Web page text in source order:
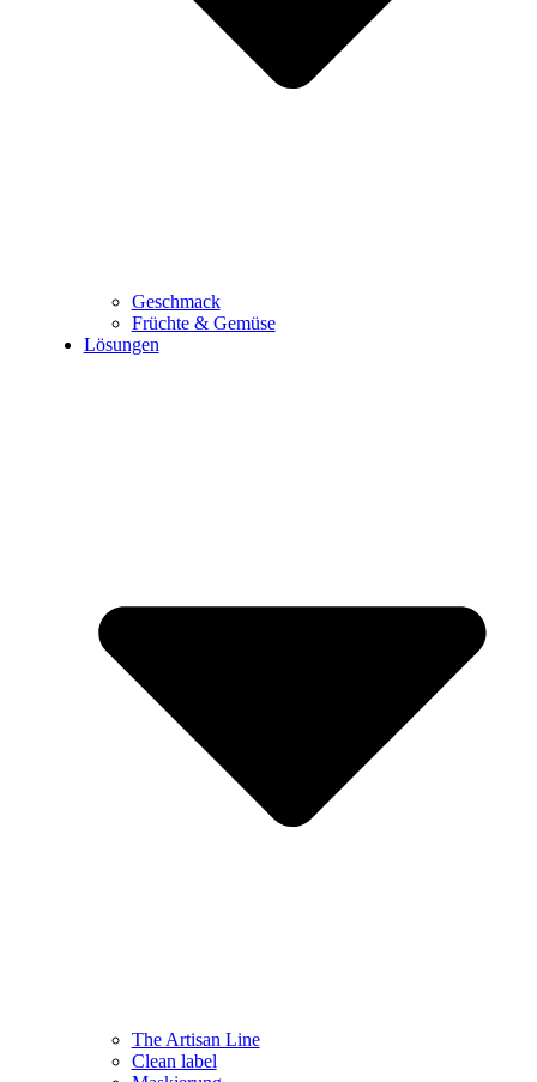
Geschmack
Früchte & Gemüse
Lösungen
The Artisan Line
Clean label